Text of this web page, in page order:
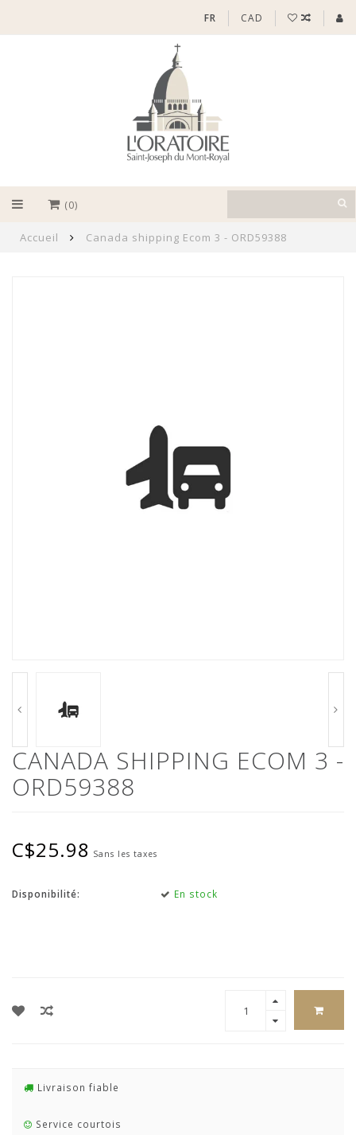
FR CAD
(0)
Accueil Canada shipping Ecom 3 - ORD59388
CANADA SHIPPING ECOM 3 -
ORD59388
C$25.98 Sans les taxes
Disponibilité: En stock
Livraison fiable
Service courtois